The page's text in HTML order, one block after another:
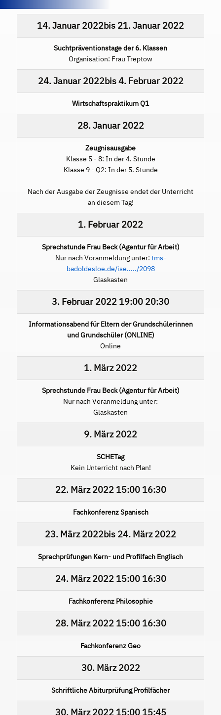
14. Januar 2022bis 21. Januar 2022
Suchtpräventionstage der 6. Klassen
Organisation: Frau Treptow
24. Januar 2022bis4. Februar 2022
Wirtschaftspraktikum Q1
28. Januar 2022
Zeugnisausgabe
Klasse 5 - 8: In der 4. Stunde
Klasse 9 - Q2: In der 5. Stunde
Nach der Ausgabe der Zeugnisse endet der Unterricht
an diesem Tag!
1. Februar 2022
Sprechstunde Frau Beck (Agentur für Arbeit)
Nur nach Voranmeldung unter: tms-
badoldesloe.de/ise...../2098
Glaskasten
3. Februar 2022 19:00 20:30
Informationsabend für Eltern der Grundschülerinnen
und Grundschüler (ONLINE)
Online
1. März 2022
Sprechstunde Frau Beck (Agentur für Arbeit)
Nur nach Voranmeldung unter:
Glaskasten
9. März 2022
SCHETag
Kein Unterricht nach Plan!
22. März 202215:00 16:30
Fachkonferenz Spanisch
23. März 2022bis 24. März 2022
Sprechprüfungen Kern- und Profilfach Englisch
24. März 202215:00 16:30
Fachkonferenz Philosophie
28. März 202215:00 16:30
Fachkonferenz Geo
30. März 2022
Schriftliche Abiturprüfung Profilfächer
30. März 202215:00 15:45